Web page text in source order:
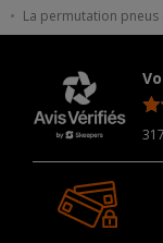
La permutation